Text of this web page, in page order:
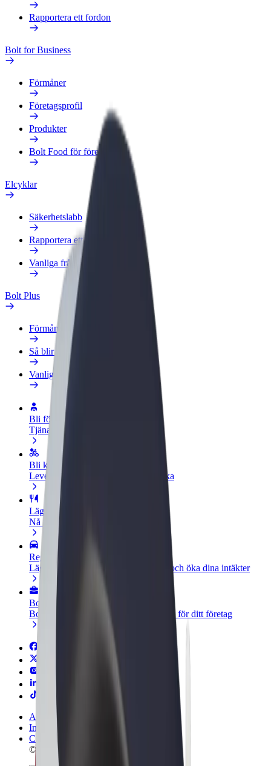
Rapportera ett fordon
Bolt for Business
Förmåner
Företagsprofil
Produkter
Bolt Food för företag
Elcyklar
Säkerhetslabb
Rapportera ett problem
Vanliga frågor
Bolt Plus
Förmåner
Så blir du medlem
Vanliga frågor
Bli förare
Tjäna pengar på dina egna villkor
Bli kurir
Leverera mat och få betalt varje vecka
Lägg till restaurang eller butik
Nå fler kunder och öka intäkterna
Registrera dig som åkeriägare
Lägg till ditt åkeri på Bolts plattform och öka dina intäkter
Bolt for Business
Bolts produkter och tjänster anpassade för ditt företag
Allmänna villkor
Integritet
Cookies
© 2026 Bolt Technology OÜ